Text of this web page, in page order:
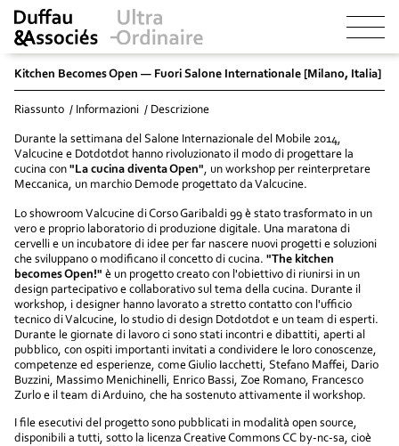
Kitchen Becomes Open — Fuori Salone Internationale [Milano, Italia]
Riassunto Informazioni Descrizione
Durante la settimana del Salone Internazionale del Mobile 2014,
Valcucine e Dotdotdot hanno rivoluzionato il modo di progettare la
cucina con"La cucina diventa Open", un workshop per reinterpretare
Meccanica, un marchio Demode progettato da Valcucine.
Lo showroom Valcucine di Corso Garibaldi 99 è stato trasformato in un
vero e proprio laboratorio di produzione digitale. Una maratona di
cervelli e un incubatore di idee per far nascere nuovi progetti e soluzioni
che sviluppano o modificano il concetto di cucina."The kitchen
becomes Open!" è un progetto creato con l'obiettivo di riunirsi in un
design partecipativo e collaborativo sul tema della cucina. Durante il
workshop, i designer hanno lavorato a stretto contatto con l'ufficio
tecnico di Valcucine, lo studio di design Dotdotdot e un team di esperti.
Durante le giornate di lavoro ci sono stati incontri e dibattiti, aperti al
pubblico, con ospiti importanti invitati a condividere le loro conoscenze,
competenze ed esperienze, come Giulio Iacchetti, Stefano Maffei, Dario
Buzzini, Massimo Menichinelli, Enrico Bassi, Zoe Romano, Francesco
Zurlo e il team di Arduino, che ha sostenuto attivamente il workshop.
I file esecutivi del progetto sono pubblicati in modalità open source,
disponibili a tutti, sotto la licenza Creative Commons CC by-nc-sa, cioè